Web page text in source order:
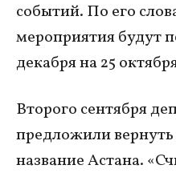
событий. По его
мероприятия будут
декабря на 25
Второго сентября
предложили вернуть
название Астана.